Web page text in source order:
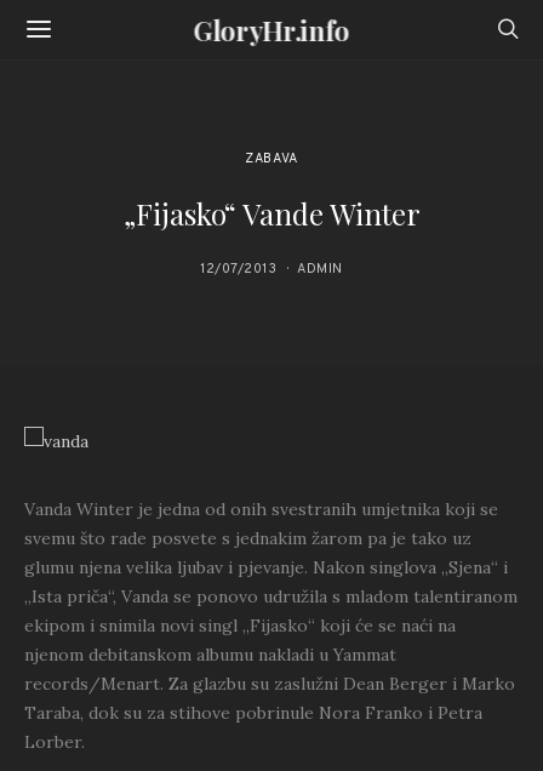
GloryHr.info
ZABAVA
„Fijasko“ Vande Winter
12/07/2013 ADMIN
Vanda Winter je jedna od onih svestranih umjetnika koji se
svemu što rade posvete s jednakim žarom pa je tako uz
glumu njena velika ljubav i pjevanje. Nakon singlova „Sjena“ i
„Ista priča“, Vanda se ponovo udružila s mladom talentiranom
ekipom i snimila novi singl „Fijasko“ koji će se naći na
njenom debitanskom albumu nakladi u Yammat
records/Menart. Za glazbu su zaslužni Dean Berger i Marko
Taraba, dok su za stihove pobrinule Nora Franko i Petra
Lorber.